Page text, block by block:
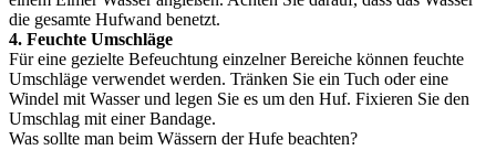
die gesamte Hufwand benetzt.
4. Feuchte Umschläge
Für eine gezielte Befeuchtung einzelner Bereiche können feuchte
Umschläge verwendet werden. Tränken Sie ein Tuch oder eine
Windel mit Wasser und legen Sie es um den Huf. Fixieren Sie den
Umschlag mit einer Bandage.
Was sollte man beim Wässern der Hufe beachten?